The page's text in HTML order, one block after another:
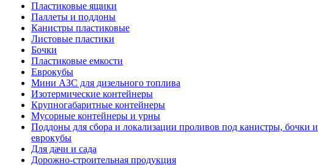
Пластиковые ящики
Паллеты и поддоны
Канистры пластиковые
Листовые пластики
Бочки
Пластиковые емкости
Еврокубы
Мини АЗС для дизельного топлива
Изотермические контейнеры
Крупногабаритные контейнеры
Мусорные контейнеры и урны
Поддоны для сбора и локализации проливов под канистры, бочки и
еврокубы
Для дачи и сада
Дорожно-строительная продукция